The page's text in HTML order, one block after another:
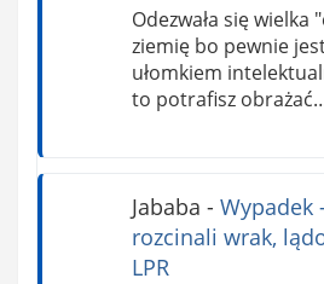
Odezwała się wielka
ziemię bo pewnie
ułomkiem
to potrafisz
Jababa - Wypadek
rozcinali wrak,
LPR